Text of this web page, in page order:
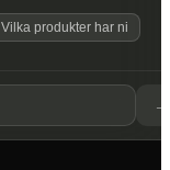
Vilka produkter har ni
→